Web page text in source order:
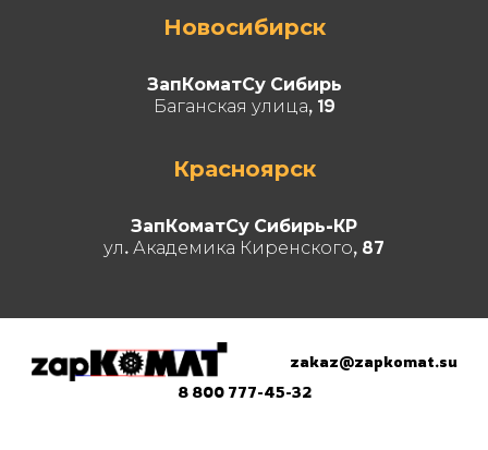
Новосибирск
ЗапКоматСу Сибирь
Баганская улица, 19
Красноярск
ЗапКоматСу Сибирь-КР
ул. Академика Киренского, 87
zakaz@zapkomat.su
8 800 777-45-32